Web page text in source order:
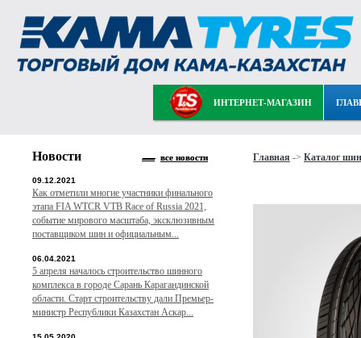
ИНТЕРНЕТ-МАГАЗИН
Главная -> Каталог шин
Новости все новости
09.12.2021
Как отметили многие участники финального
этапа FIA WTCR VTB Race of Russia 2021,
событие мирового масштаба, эксклюзивным
поставщиком шин и официальным...
06.04.2021
5 апреля началось строительство шинного
комплекса в городе Сарань Карагандинской
области. Старт строительству дали Премьер-
министр Республики Казахстан Аскар...